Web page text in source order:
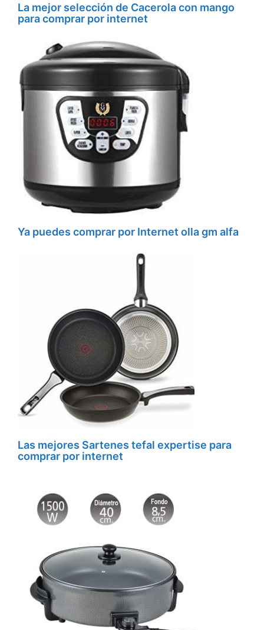
La mejor selección de Cacerola con mango
para comprar por internet
Ya puedes comprar por Internet olla gm alfa
Las mejores Sartenes tefal expertise para
comprar por internet